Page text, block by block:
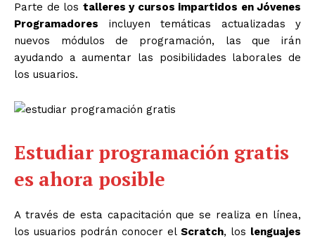
Parte de los talleres y cursos impartidos en Jóvenes
Programadores incluyen temáticas actualizadas y
nuevos módulos de programación, las que irán
ayudando a aumentar las posibilidades laborales de
los usuarios.
Estudiar programación gratis
es ahora posible
A través de esta capacitación que se realiza en línea,
los usuarios podrán conocer el Scratch, los lenguajes